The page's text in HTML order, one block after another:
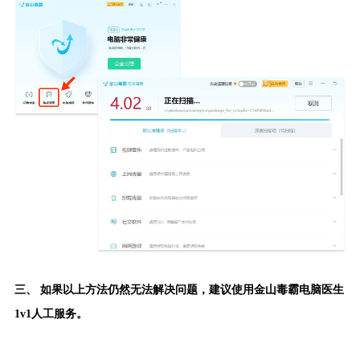
三、 如果以上方法仍然无法解决问题，建议使用金山毒霸电脑医生
1v1人工服务。